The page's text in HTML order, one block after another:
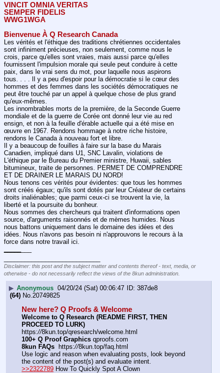
VINCIT OMNIA VERITAS
SEMPER FIDELIS
WWG1WGA
Bienvenue À Q Research Canada
Les vérités et l'éthique des traditions chrétiennes occidentales
sont infiniment précieuses, non seulement, comme nous le
crois, parce qu'elles sont vraies, mais aussi parce qu'elles
fournissent l'impulsion morale qui seule peut conduire à cette
paix, dans le vrai sens du mot, pour laquelle nous aspirons
tous. . . . Il y a peu d'espoir pour la démocratie si le cœur des
hommes et des femmes dans les sociétés démocratiques ne
peut être touché par un appel à quelque chose de plus grand
qu'eux-mêmes.
Les innombrables morts de la première, de la Seconde Guerre
mondiale et de la guerre de Corée ont donné leur vie au red
ensign, et non à la feuille d'érable actuelle qui a été mise en
œuvre en 1967. Rendons hommage à notre riche histoire,
rendons le Canada à nouveau fort et libre.
Il y a beaucoup de fouilles à faire sur la base du Marais
Canadien, impliqué dans U1, SNC Lavalin, violations de
L'éthique par le Bureau du Premier ministre, Huwaii, sables
bitumineux, traite de personnes. PERMET DE COMPRENDRE
ET DE DRAINER LE MARAIS DU NORD!
Nous tenons ces vérités pour évidentes: que tous les hommes
sont créés égaux; qu'ils sont dotés par leur Créateur de certains
droits inaliénables; que parmi ceux-ci se trouvent la vie, la
liberté et la poursuite du bonheur.
Nous sommes des chercheurs qui traitent d'informations open
source, d'arguments raisonnés et de mèmes humides. Nous
nous battons uniquement dans le domaine des idées et des
idées. Nous n'avons pas besoin ni n'approuvons le recours à la
force dans notre travail ici.
Disclaimer: this post and the subject matter and contents thereof - text, media, or
otherwise - do not necessarily reflect the views of the 8kun administration.
▶ Anonymous 04/20/24 (Sat) 00:06:47
387de8
(64) No.20749825
New here? Q Proofs & Welcome
Welcome to Q Research (README FIRST, THEN
PROCEED TO LURK)
https://8kun.top/qresearch/welcome.html
100+ Q Proof Graphics qproofs.com
8kun FAQs
  https:
//8kun.top/faq.html
Use logic and reason when evaluating posts, look beyond
the content of the post(s) and evaluate intent.
>>2322789 How To Quickly Spot A Clown